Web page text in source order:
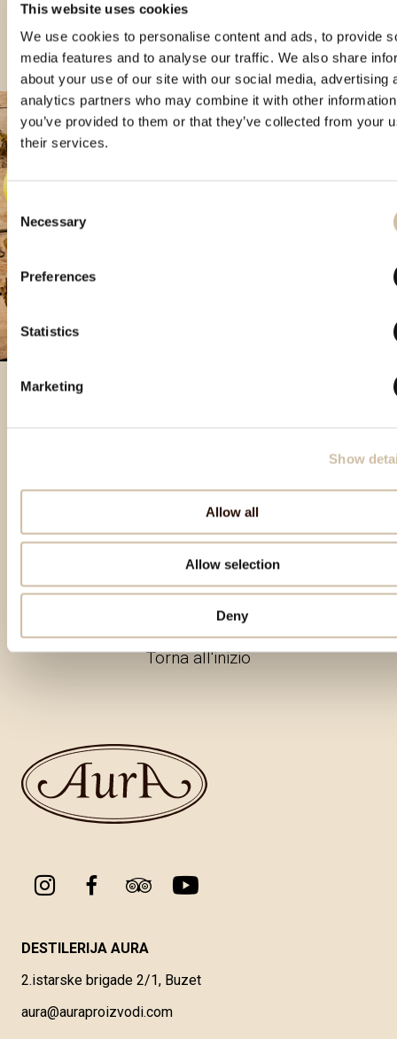
This website uses cookies
We use cookies to personalise content and ads, to provide
media features and to analyse our traffic. We also share
about your use of our site with our social media, advertising
analytics partners who may combine it with other
you’ve provided to them or that they’ve collected from your
their services.
Consent
Selection
Necessary
Preferences
Statistics
Marketing
Show
Allow all
Allow selection
Deny
Torna all'inizio
DESTILERIJA AURA
2.istarske brigade 2/1, Buzet
aura@auraproizvodi.com